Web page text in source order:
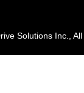
Solutions Inc., All